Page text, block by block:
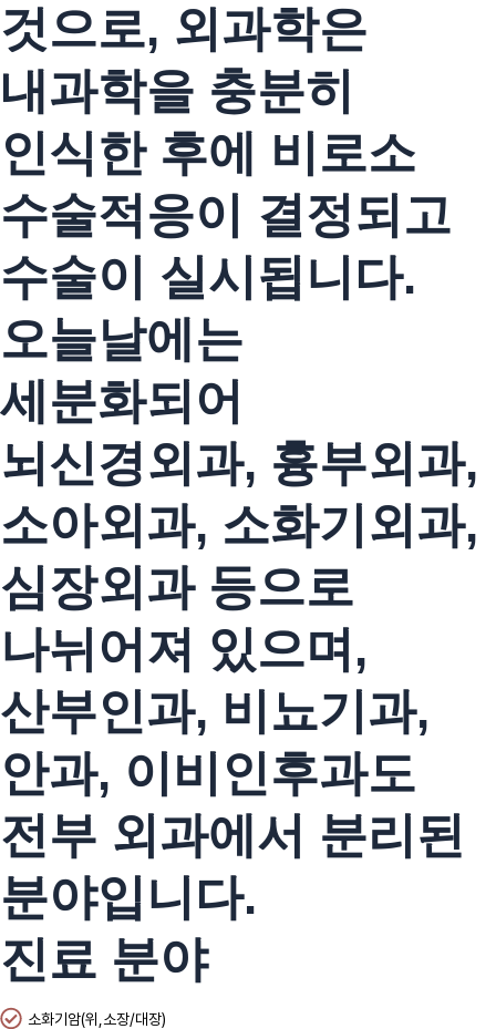
것으로, 외과학은
내과학을 충분히
인식한 후에 비로소
수술적응이 결정되고
수술이 실시됩니다.
오늘날에는
세분화되어
뇌신경외과, 흉부외과,
소아외과, 소화기외과,
심장외과 등으로
나뉘어져 있으며,
산부인과, 비뇨기과,
안과, 이비인후과도
전부 외과에서 분리된
분야입니다.
진료 분야
소화기암(위,소장/대장)